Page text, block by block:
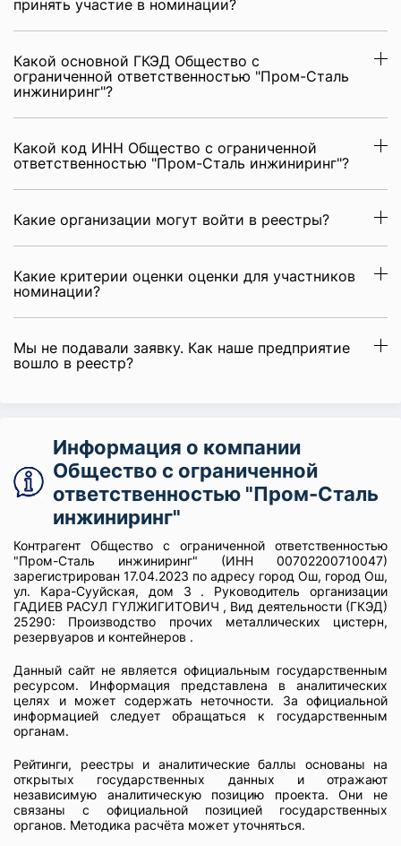
принять участие в номинации?
Какой основной ГКЭД Общество с
ограниченной ответственностью "Пром-Сталь
инжиниринг"?
Какой код ИНН Общество с ограниченной
ответственностью "Пром-Сталь инжиниринг"?
Какие организации могут войти в реестры?
Какие критерии оценки оценки для участников
номинации?
Мы не подавали заявку. Как наше предприятие
вошло в реестр?
Информация о компании
Общество с ограниченной
ответственностью "Пром-Сталь
инжиниринг"
Контрагент Общество с ограниченной ответственностью
"Пром-Сталь инжиниринг" (ИНН 00702200710047)
зарегистрирован 17.04.2023 по адресу город Ош, город Ош,
ул. Кара-Сууйская, дом 3 . Руководитель организации
ГАДИЕВ РАСУЛ ГҮЛЖИГИТОВИЧ , Вид деятельности (ГКЭД)
25290: Производство прочих металлических цистерн,
резервуаров и контейнеров .
Данный сайт не является официальным государственным
ресурсом. Информация представлена в аналитических
целях и может содержать неточности. За официальной
информацией следует обращаться к государственным
органам.
Рейтинги, реестры и аналитические баллы основаны на
открытых государственных данных и отражают
независимую аналитическую позицию проекта. Они не
связаны с официальной позицией государственных
органов. Методика расчёта может уточняться.